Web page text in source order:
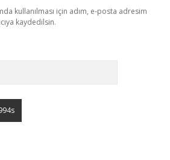
kullanılması için adım, e-posta adresim
kaydedilsin.